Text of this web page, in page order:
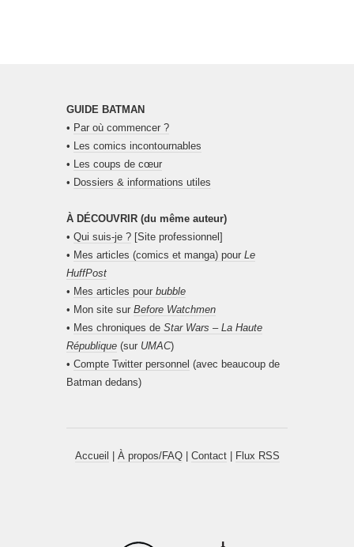
GUIDE BATMAN
• Par où commencer ?
• Les comics incontournables
• Les coups de cœur
• Dossiers & informations utiles
À DÉCOUVRIR (du même auteur)
• Qui suis-je ? [Site professionnel]
• Mes articles (comics et manga) pour Le
HuffPost
• Mes articles pour bubble
• Mon site sur Before Watchmen
• Mes chroniques de Star Wars – La Haute
République (sur UMAC)
• Compte Twitter personnel (avec beaucoup de
Batman dedans)
Accueil À propos/FAQ| Contact| Flux RSS